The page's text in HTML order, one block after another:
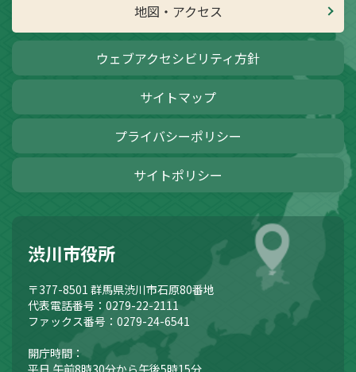
地図・アクセス
ウェブアクセシビリティ方針
サイトマップ
プライバシーポリシー
サイトポリシー
渋川市役所
〒377-8501 群馬県渋川市石原80番地
代表電話番号：0279-22-2111
ファックス番号：0279-24-6541
開庁時間：
平日 午前8時30分から午後5時15分